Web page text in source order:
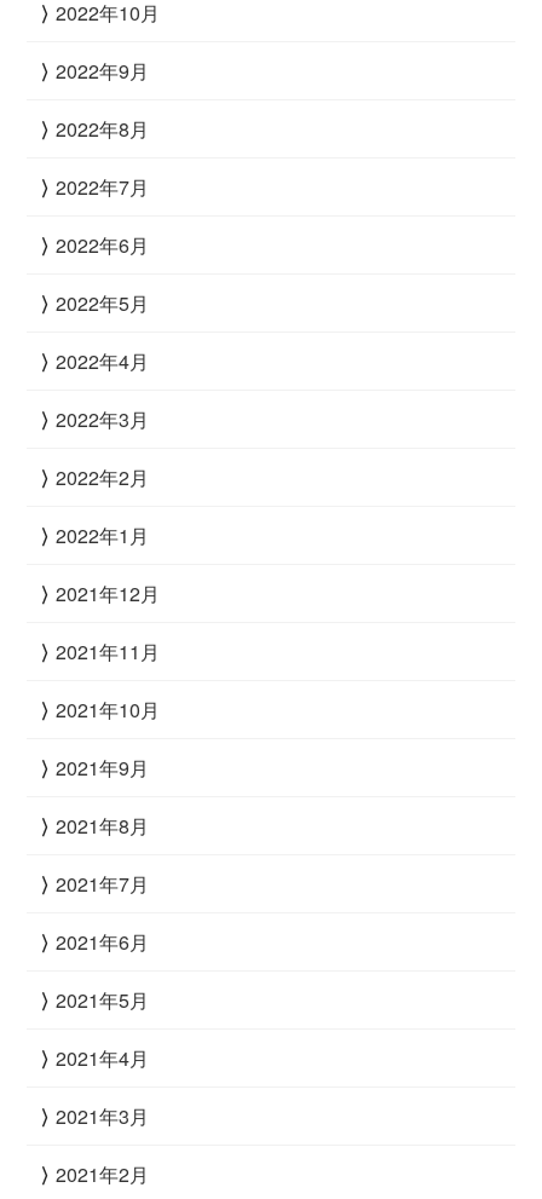
2022年10月
2022年9月
2022年8月
2022年7月
2022年6月
2022年5月
2022年4月
2022年3月
2022年2月
2022年1月
2021年12月
2021年11月
2021年10月
2021年9月
2021年8月
2021年7月
2021年6月
2021年5月
2021年4月
2021年3月
2021年2月